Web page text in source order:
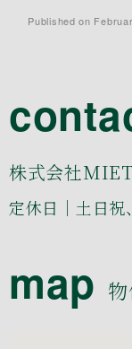
Published on
株式会社
定休日｜土日
map